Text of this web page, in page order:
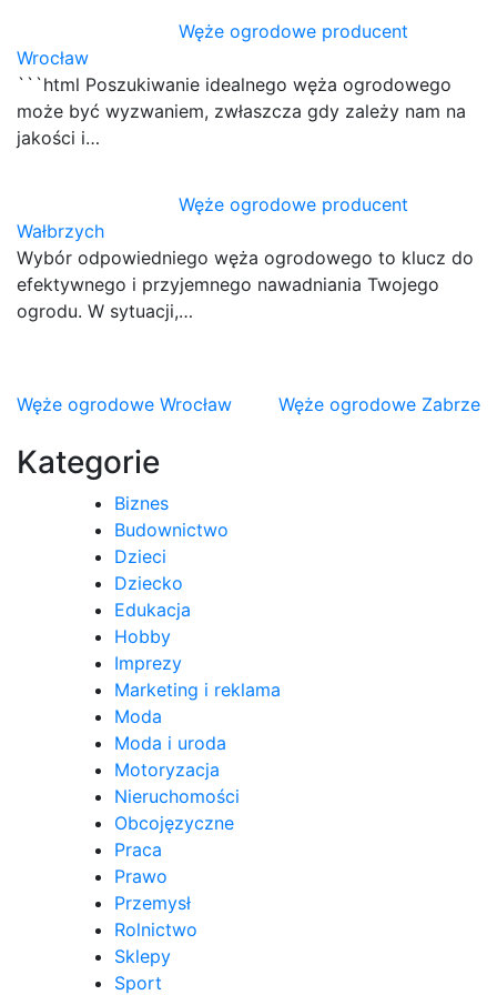
Węże ogrodowe producent
Wrocław
```html Poszukiwanie idealnego węża ogrodowego
może być wyzwaniem, zwłaszcza gdy zależy nam na
jakości i…
Węże ogrodowe producent
Wałbrzych
Wybór odpowiedniego węża ogrodowego to klucz do
efektywnego i przyjemnego nawadniania Twojego
ogrodu. W sytuacji,…
Nawigacja
wpisu
Węże ogrodowe Wrocław Węże ogrodowe Zabrze
Kategorie
Biznes
Budownictwo
Dzieci
Dziecko
Edukacja
Hobby
Imprezy
Marketing i reklama
Moda
Moda i uroda
Motoryzacja
Nieruchomości
Obcojęzyczne
Praca
Prawo
Przemysł
Rolnictwo
Sklepy
Sport